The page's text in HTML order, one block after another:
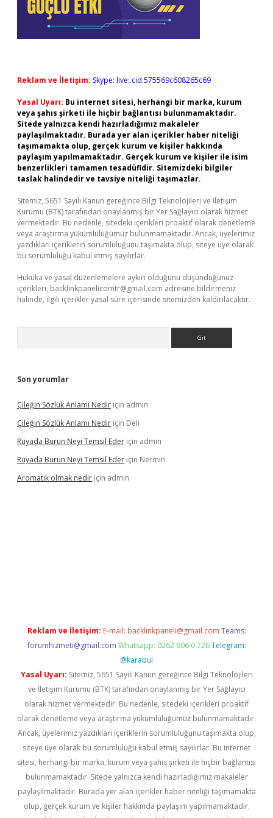
Reklam ve İletişim: Skype: live:.cid.575569c608265c69
Yasal Uyarı: Bu internet sitesi, herhangi bir marka, kurum
veya şahıs şirketi ile hiçbir bağlantısı bulunmamaktadır.
Sitede yalnızca kendi hazırladığımız makaleler
paylaşılmaktadır. Burada yer alan içerikler haber niteliği
taşımamakta olup, gerçek kurum ve kişiler hakkında
paylaşım yapılmamaktadır. Gerçek kurum ve kişiler ile isim
benzerlikleri tamamen tesadüfidir. Sitemizdeki bilgiler
taslak halindedir ve tavsiye niteliği taşımazlar.
Sitemiz, 5651 Sayılı Kanun gereğince Bilgi Teknolojileri ve İletişim
Kurumu (BTK) tarafından onaylanmış bir Yer Sağlayıcı olarak hizmet
vermektedir. Bu nedenle, sitedeki içerikleri proaktif olarak denetleme
veya araştırma yükümlülüğümüz bulunmamaktadır. Ancak, üyelerimiz
yazdıkları içeriklerin sorumluluğunu taşımakta olup, siteye üye olarak
bu sorumluluğu kabul etmiş sayılırlar.
Hukuka ve yasal düzenlemelere aykırı olduğunu düşündüğünüz
içerikleri, backlinkpanelicomtr@gmail.com adresine bildirmeniz
halinde, ilgili içerikler yasal süre içerisinde sitemizden kaldırılacaktır.
Son yorumlar
Çileğin Sözlük Anlamı Nedir için admin
Çileğin Sözlük Anlamı Nedir için Deli
Rüyada Burun Neyi Temsil Eder için admin
Rüyada Burun Neyi Temsil Eder için Nermin
Aromatik olmak nedir için admin
Reklam ve İletişim: E-mail: backlinkpaneli@gmail.com Teams:
forumhizmeti@gmail.com Whatsapp: 0262 606 0 726 Telegram:
@karabul
Yasal Uyarı: Sitemiz, 5651 Sayılı Kanun gereğince Bilgi Teknolojileri
ve İletişim Kurumu (BTK) tarafından onaylanmış bir Yer Sağlayıcı
olarak hizmet vermektedir. Bu nedenle, sitedeki içerikleri proaktif
olarak denetleme veya araştırma yükümlülüğümüz bulunmamaktadır.
Ancak, üyelerimiz yazdıkları içeriklerin sorumluluğunu taşımakta olup,
siteye üye olarak bu sorumluluğu kabul etmiş sayılırlar. Bu internet
sitesi, herhangi bir marka, kurum veya şahıs şirketi ile hiçbir bağlantısı
bulunmamaktadır. Sitede yalnızca kendi hazırladığımız makaleler
paylaşılmaktadır. Burada yer alan içerikler haber niteliği taşımamakta
olup, gerçek kurum ve kişiler hakkında paylaşım yapılmamaktadır.